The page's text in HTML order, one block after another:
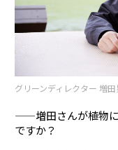
グリーンディレクター 増
——増田さんが植物に
ですか？